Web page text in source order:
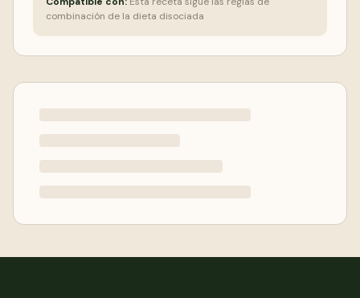
combinación de la dieta disociada